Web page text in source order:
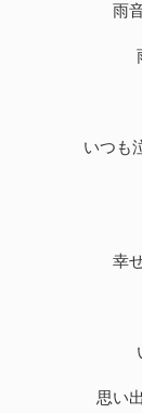
雨
いつも
幸
思い